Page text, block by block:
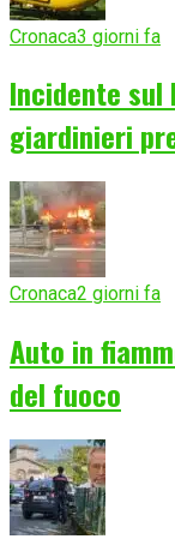
Cronaca3 giorni fa
Incidente sul
giardinieri
Cronaca2 giorni fa
Auto in
del fuoco